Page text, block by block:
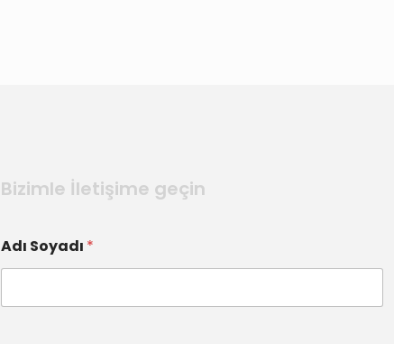
Bizimle İletişime geçin
Adı Soyadı *